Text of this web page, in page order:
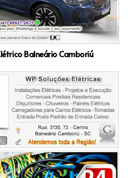
Balneário Camboriú